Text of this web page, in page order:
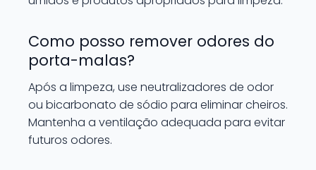
Como posso remover odores do
porta-malas?
Após a limpeza, use neutralizadores de odor
ou bicarbonato de sódio para eliminar cheiros.
Mantenha a ventilação adequada para evitar
futuros odores.